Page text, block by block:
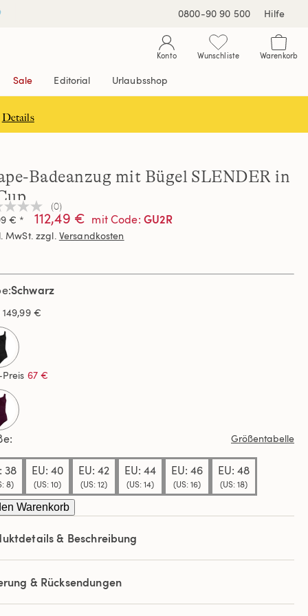
0800-90 90 500 Hilfe
Konto Wunschliste Warenkorb
Sale Editorial Urlaubsshop
Details
Badeanzug mit Bügel SLENDER in
(0)
€ * 112,49 € mit Code: GU2R
MwSt. zzgl. Versandkosten
Schwarz
149,99 €
selected
67 €
Größentabelle
38
8)
EU: 40
(US: 10)
EU: 42
(US: 12)
EU: 44
(US: 14)
EU: 46
(US: 16)
EU: 48
(US: 18)
Warenkorb
& Beschreibung
& Rücksendungen